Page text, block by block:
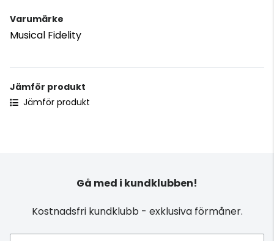
Varumärke
Musical Fidelity
Jämför produkt
Jämför produkt
Gå med i kundklubben!
Kostnadsfri kundklubb - exklusiva förmåner.